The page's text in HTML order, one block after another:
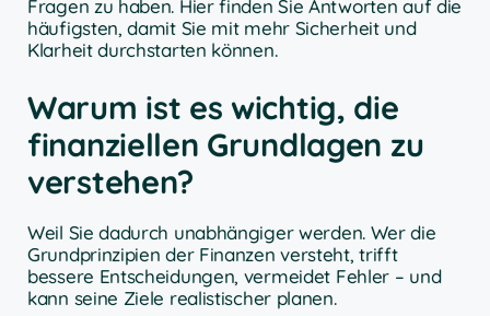
Fragen zu haben. Hier finden Sie Antworten auf die
häufigsten, damit Sie mit mehr Sicherheit und
Klarheit durchstarten können.
Warum ist es wichtig, die
finanziellen Grundlagen zu
verstehen?
Weil Sie dadurch unabhängiger werden. Wer die
Grundprinzipien der Finanzen versteht, trifft
bessere Entscheidungen, vermeidet Fehler – und
kann seine Ziele realistischer planen.